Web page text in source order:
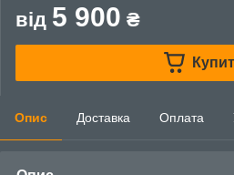
від 5 900 ₴
Опис Доставка Оплата